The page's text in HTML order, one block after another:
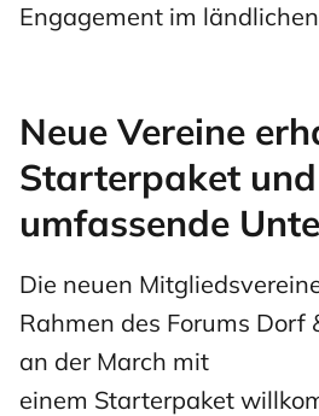
Engagement im
Neue Vereine
Starterpaket und
umfassende
Die neuen
Rahmen des Forums Dorf
an der March mit
einem Starterpaket